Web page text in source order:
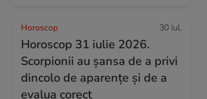
Horoscop 30 iul.
Horoscop 31 iulie 2026.
Scorpionii au șansa de a privi
dincolo de aparențe și de a
evalua corect